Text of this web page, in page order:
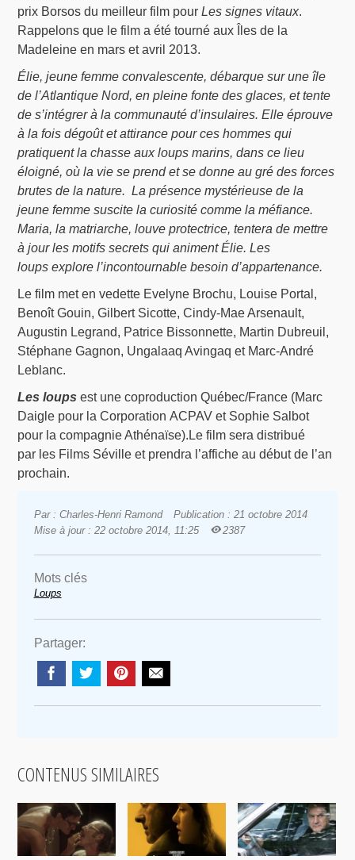
prix Borsos du meilleur film pourLes signes vitaux.
Rappelons que le film a été tourné aux Îles de la
Madeleine en mars et avril 2013.
Élie, jeune femme convalescente, débarque sur une île
de l’Atlantique Nord, en pleine fonte des glaces, et tente
de s’intégrer à la communauté d’insulaires. Elle éprouve
à la fois dégoût et attirance pour ces hommes qui
pratiquent la chasse aux loups marins, dans ce lieu
éloigné, où la vie se prend et se donne au gré des forces
brutes de la nature. La présence mystérieuse de la
jeune femme suscite la curiosité comme la méfiance.
Maria, la matriarche, louve protectrice, tentera de mettre
à jour les motifs secrets qui animent Élie. Les
loups explore l’incontournable besoin d’appartenance.
Le film met en vedette Evelyne Brochu, Louise Portal,
Benoît Gouin, Gilbert Sicotte, Cindy-Mae Arsenault,
Augustin Legrand, Patrice Bissonnette, Martin Dubreuil,
Stéphane Gagnon, Ungalaaq Avingaq et Marc-André
Leblanc.
Les loups est une coproduction Québec/France (Marc
Daigle pour la Corporation ACPAV et Sophie Salbot
pour la compagnie Athénaïse).Le film sera distribué
par les Films Séville et prendra l’affiche au début de l’an
prochain.
Par : Charles-Henri Ramond
Publication : 21 octobre 2014
Mise à jour : 22 octobre 2014, 11:25
2387
Mots clés
Loups
Partager:
CONTENUS SIMILAIRES